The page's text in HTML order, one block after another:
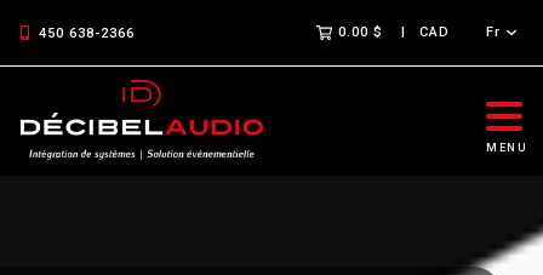
450 638-2366 0.00 $ CAD Fr
MENU